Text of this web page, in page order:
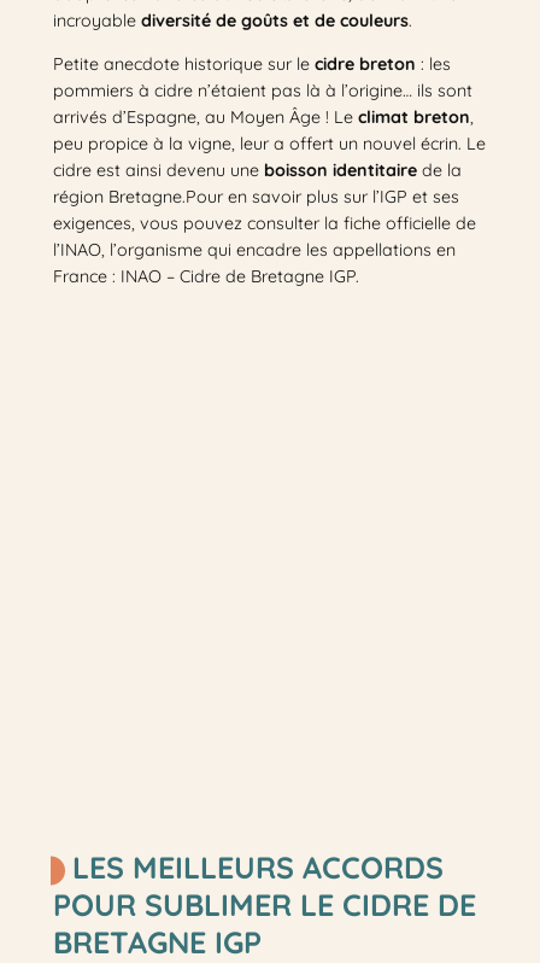
incroyable diversité de goûts et de couleurs.
Petite anecdote historique sur le cidre breton : les
pommiers à cidre n’étaient pas là à l’origine… ils sont
arrivés d’Espagne, au Moyen Âge ! Le climat breton,
peu propice à la vigne, leur a offert un nouvel écrin. Le
cidre est ainsi devenu une boisson identitairede la
région Bretagne.Pour en savoir plus sur l’IGP et ses
exigences, vous pouvez consulter la fiche officielle de
l’INAO, l’organisme qui encadre les appellations en
France : INAO – Cidre de Bretagne IGP.
LES MEILLEURS ACCORDS
POUR SUBLIMER LE CIDRE DE
BRETAGNE IGP